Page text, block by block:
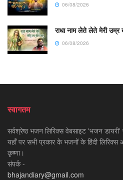
06/08/2026
राधा नाम लेते लेते मेरी उम्र
06/08/2026
स्वागतम
सर्वश्रेष्ठ भजन लिरिक्स वेबसाइट 'भजन
यहाँ पर सभी प्रकार के भजनों के हिंदी
कृष्णा।
संपर्क -
bhajandiary@gmail.com